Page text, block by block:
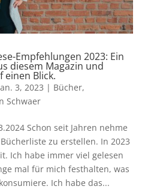
Empfehlungen 2023: Ein
diesem Magazin und
Blick.
3, 2023 | Bücher,
Schwaer
Schon seit Jahren nehme
zu erstellen. In 2023
Ich habe immer viel gelesen
mal für mich festhalten, was
Ich habe das...